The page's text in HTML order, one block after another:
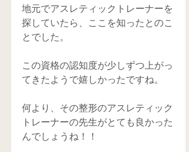
地元でアスレティックトレーナーを
探していたら、ここを知ったとのこ
とでした。
この資格の認知度が少しずつ上がっ
てきたようで嬉しかったですね。
何より、その整形のアスレティック
トレーナーの先生がとても良かった
んでしょうね！！